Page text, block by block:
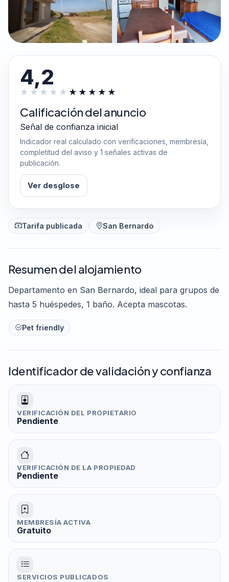
4,2
Calificación del anuncio
Señal de confianza inicial
Indicador real calculado con verificaciones, membresía,
completitud del aviso y 1 señales activas de
publicación.
Ver desglose
Tarifa publicada San Bernardo
Resumen del alojamiento
Departamento en San Bernardo, ideal para grupos de
hasta 5 huéspedes, 1 baño. Acepta mascotas.
Pet friendly
Identificador de validación y confianza
VERIFICACIÓN DEL PROPIETARIO
Pendiente
VERIFICACIÓN DE LA PROPIEDAD
Pendiente
MEMBRESÍA ACTIVA
Gratuito
SERVICIOS PUBLICADOS